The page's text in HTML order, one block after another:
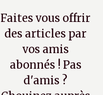
Faites vous offrir
des articles par
vos amis
abonnés ! Pas
d'amis ?